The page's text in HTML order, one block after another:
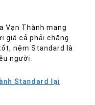
Vạn Thành mang
giá cả phải chăng.
nệm Standard là
người.
Standard lại